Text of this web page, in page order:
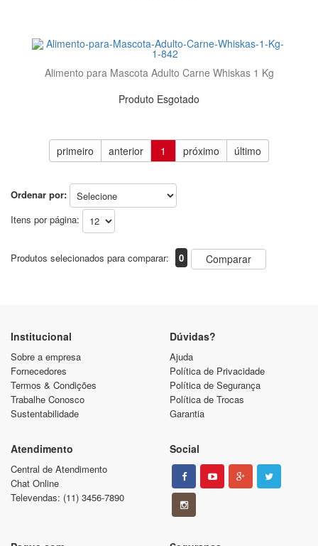
Alimento para Mascota Adulto Carne Whiskas 1 Kg
Produto Esgotado
primeiro anterior 1 próximo último
Ordenar por:
Itens por página:
Produtos selecionados para comparar: 0 Comparar
Institucional
Sobre a empresa
Fornecedores
Termos & Condições
Trabalhe Conosco
Sustentabilidade
Dúvidas?
Ajuda
Política de Privacidade
Política de Segurança
Política de Trocas
Garantia
Atendimento
Central de Atendimento
Chat Online
Televendas: (11) 3456-7890
Social